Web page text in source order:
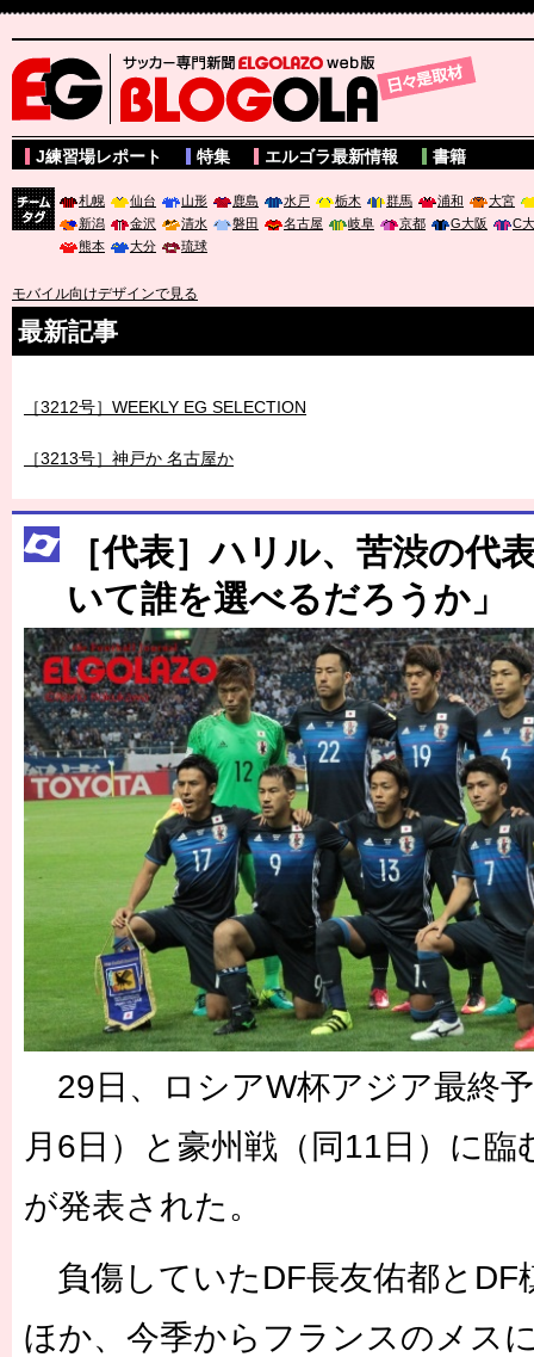
サッカー専門新聞ELGOLAZO web版 BLOGOLA
J練習場レポート 特集 エルゴラ最新情報 書籍
札幌 仙台 山形 鹿島 水戸 栃木 群馬 浦和
大宮
新潟
金沢 清水 磐田 名古屋 岐阜 京都 G大阪
C
熊本
大分 琉球
モバイル向けデザインで見る
最新記事
［3214号］WEST制覇
［3215号］WEEKLY EG SELECTION
［3216号］行く末占うラストワン
［3217号］最高の景色へ出国
［3218号］WEEKLY EG SELECTION
［3219号］特別な覇者へ 大逆転か連破か
［3220号］伝説の王者、黄金のシャーレ
［代表］ハリル、苦渋の代
いて誰を選べるだろうか」
29日、ロシアW杯アジア最終
月6日）と豪州戦（同11日）に
が発表された。
負傷していたDF長友佑都とDF
ほか、今季からフランスのメス